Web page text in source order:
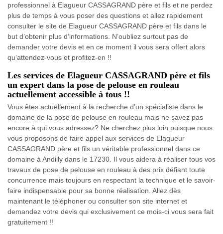
professionnel à Elagueur CASSAGRAND père et fils et ne perdez
plus de temps à vous poser des questions et allez rapidement
consulter le site de Elagueur CASSAGRAND père et fils dans le
but d’obtenir plus d’informations. N’oubliez surtout pas de
demander votre devis et en ce moment il vous sera offert alors
qu’attendez-vous et profitez-en !!
Les services de Elagueur CASSAGRAND père et fils
un expert dans la pose de pelouse en rouleau
actuellement accessible à tous !!
Vous êtes actuellement à la recherche d’un spécialiste dans le
domaine de la pose de pelouse en rouleau mais ne savez pas
encore à qui vous adressez? Ne cherchez plus loin puisque nous
vous proposons de faire appel aux services de Elagueur
CASSAGRAND père et fils un véritable professionnel dans ce
domaine à Andilly dans le 17230. Il vous aidera à réaliser tous vos
travaux de pose de pelouse en rouleau à des prix défiant toute
concurrence mais toujours en respectant la technique et le savoir-
faire indispensable pour sa bonne réalisation. Allez dès
maintenant le téléphoner ou consulter son site internet et
demandez votre devis qui exclusivement ce mois-ci vous sera fait
gratuitement !!